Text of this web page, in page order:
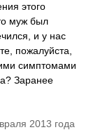
этого
муж был
и у нас
пожалуйста,
симптомами
Заранее
2013 года